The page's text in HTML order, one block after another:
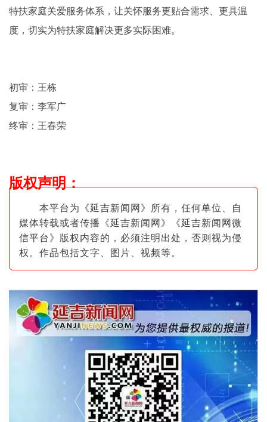
特扶家庭关爱服务体系，让关怀服务更贴合需求、更具温
度，切实为特扶家庭解决更多实际困难。
初审：王栋
复审：李军广
终审：王春荣
版权声明：
本平台为《延吉新闻网》所有，任何单位、自
媒体转载或者传播《延吉新闻网》《延吉新闻网微
信平台》版权内容的，必须注明出处，否则视为侵
权。作品包括文字、图片 、视频等。